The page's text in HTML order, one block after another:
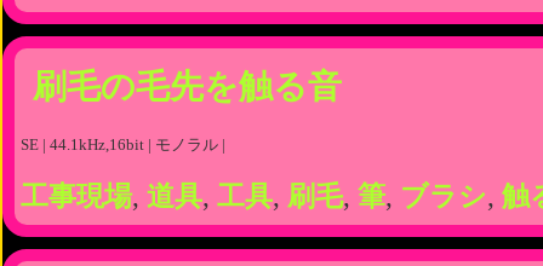
刷毛の毛先を触る音
SE | 44.1kHz,16bit | モノラル |
工事現場, 道具, 工具, 刷毛, 筆, ブラシ, 触